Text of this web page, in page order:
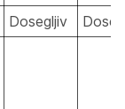
Dosegljiv